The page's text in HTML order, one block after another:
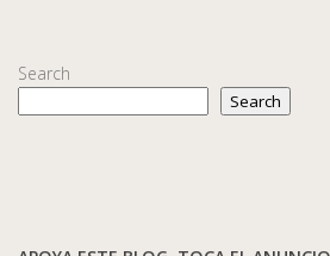
Search
Search